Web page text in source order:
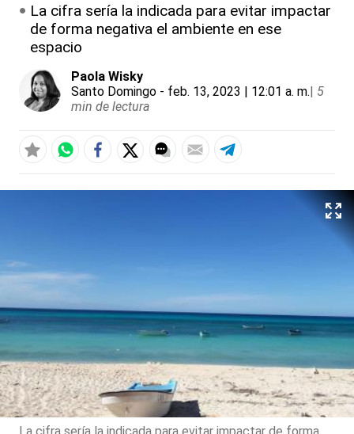
La cifra sería la indicada para evitar impactar
de forma negativa el ambiente en ese
espacio
Paola Wisky
Santo Domingo - feb. 13, 2023 | 12:01 a. m.| 5
min de lectura